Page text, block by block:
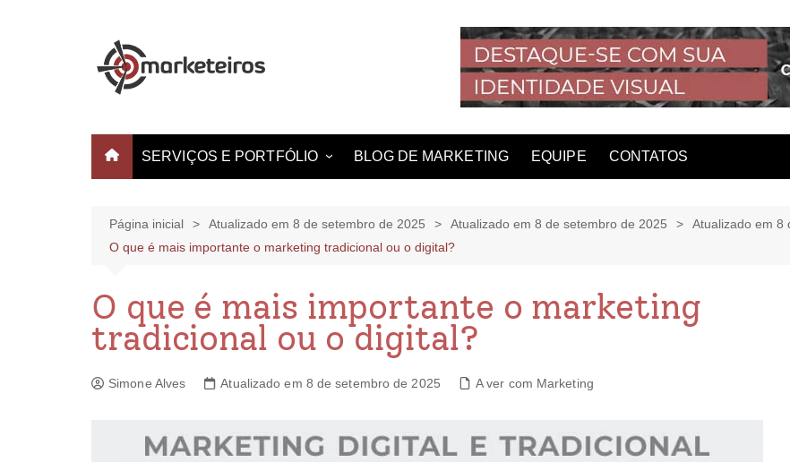
SERVIÇOS E PORTFÓLIO
Identidade Visual
Produção de Vídeo
BLOG DE MARKETING EQUIPE CONTATOS
Página inicial Atualizado em 8 de setembro de 2025 Atualizado em 8 de setembro de 2025
Atualizado em 8
O que é mais importante o marketing tradicional ou o digital?
O que é mais importante o marketing
tradicional ou o digital?
Simone Alves Atualizado em 8 de setembro de 2025 A ver com Marketing